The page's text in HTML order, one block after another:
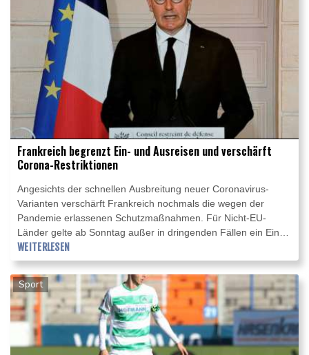
Frankreich begrenzt Ein- und Ausreisen und verschärft
Corona-Restriktionen
Angesichts der schnellen Ausbreitung neuer Coronavirus-
Varianten verschärft Frankreich nochmals die wegen der
Pandemie erlassenen Schutzmaßnahmen. Für Nicht-EU-
Länder gelte ab Sonntag außer in dringenden Fällen ein Ein-
und Ausreiseverbot, kündigte Regierungschef Jean Castex am
Freitagabend in Paris an. Zudem müssten Geschäfte, die nicht
für den täglichen Bedarf notwendig sind, ab einer bestimmten
Größe schließen.
WEITERLESEN
Sport